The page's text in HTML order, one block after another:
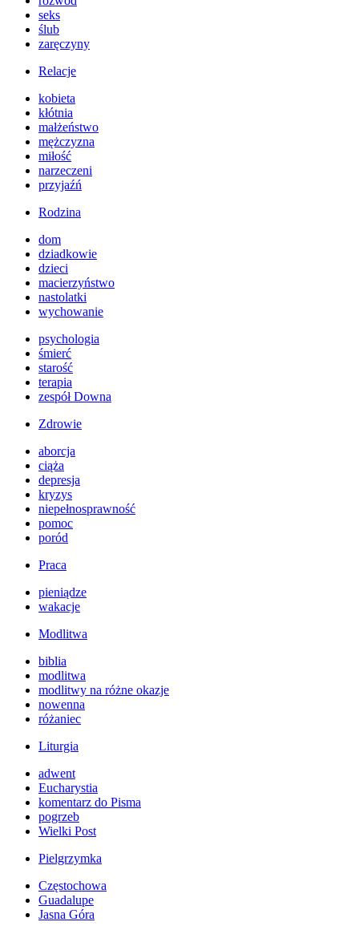
seks
ślub
zaręczyny
Relacje
kobieta
kłótnia
małżeństwo
mężczyzna
miłość
narzeczeni
przyjaźń
Rodzina
dom
dziadkowie
dzieci
macierzyństwo
nastolatki
wychowanie
psychologia
śmierć
starość
terapia
zespół Downa
Zdrowie
aborcja
ciąża
depresja
kryzys
niepełnosprawność
pomoc
poród
Praca
pieniądze
wakacje
Modlitwa
biblia
modlitwa
modlitwy na różne okazje
nowenna
różaniec
Liturgia
adwent
Eucharystia
komentarz do Pisma
pogrzeb
Wielki Post
Pielgrzymka
Częstochowa
Guadalupe
Jasna Góra